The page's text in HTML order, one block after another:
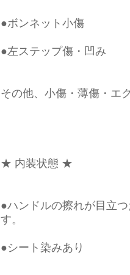
●ボンネット小傷
●左ステップ傷・凹み
その他、小傷・薄傷・エ
★ 内装状態 ★
●ハンドルの擦れが目立
す。
●シート染みあり